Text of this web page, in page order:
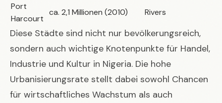
Port
Harcourt
ca. 2,1 Millionen (2010) Rivers
Diese Städte sind nicht nur bevölkerungsreich,
sondern auch wichtige Knotenpunkte für Handel,
Industrie und Kultur in Nigeria. Die hohe
Urbanisierungsrate stellt dabei sowohl Chancen
für wirtschaftliches Wachstum als auch